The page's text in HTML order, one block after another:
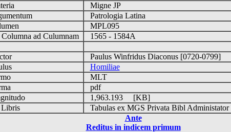
Migne JP
Patrologia Latina
MPL095
ad Culumnam
1565 - 1584A
Paulus Winfridus Diaconus [0720-0799]
Homiliae
MLT
pdf
1,963.193 [KB]
Tabulas ex MGS Privata Bibl
Ante
Reditus in indicem primum